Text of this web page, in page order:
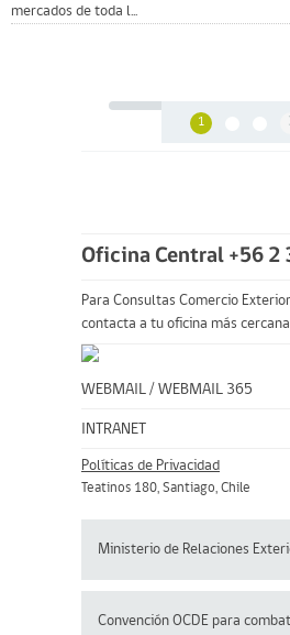
mercados de toda l...
1
Oficina Central +56 2
Para Consultas Comercio
contacta a tu oficina más cercana
WEBMAIL / WEBMAIL 365
INTRANET
Políticas de Privacidad
Teatinos 180, Santiago, Chile
Ministerio de Relaciones
Convención OCDE para